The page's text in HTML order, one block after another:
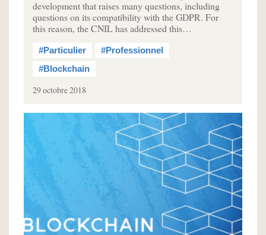
development that raises many questions, including
questions on its compatibility with the GDPR. For
this reason, the CNIL has addressed this…
#Particulier
#Professionnel
#Blockchain
29 octobre 2018